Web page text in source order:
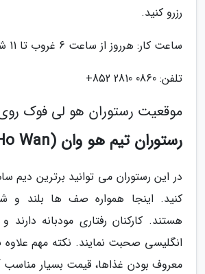
رزرو کنید.
ساعت کار: هرروز از ساعت 6 غروب تا 11 شب.
تلفن: 0860 2810 852+
موقعیت رستوران هو لی فوک
رستوران تیم هو وان (Tim Ho Wan)
در این رستوران می توانید برترین دیم
کنید. اینجا همواره صف ها بلند و
هستند. کارکنان رفتاری مودبانه دارند
انگلیسی صحبت نمایند. نکته مهم
معروف بودن غذاها، قیمت بسیار